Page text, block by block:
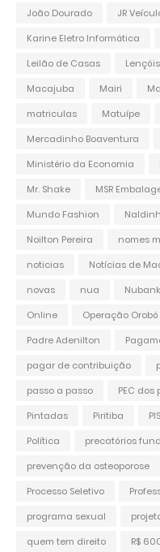
João Dourado
JR
Karine Eletro Informática
Leilão de Casas
Lençóis
Macajuba
Mairi
matriculas
Matuípe
Mercadinho Boaventura
Ministério da Economia
Mr. Shake
MSR
Mundo Fashion
Noilton Pereira
nomes
noticias
Notícias de
novas
nua Nubank
Online
Operação Orobó
Padre Adenilton
pagar de contribuição
passo a passo
PEC
Pintadas
Piritiba PIS
Política
precatórios
prevenção da osteoporose
Processo Seletivo
programa sexual
quem tem direito
R$